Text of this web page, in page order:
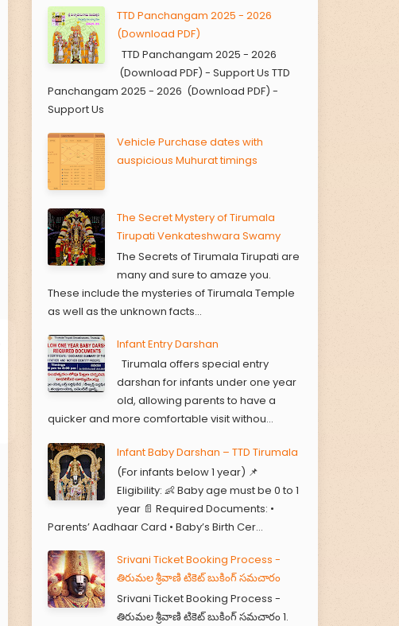
TTD Panchangam 2025 - 2026
(Download PDF)
TTD Panchangam 2025 - 2026
(Download PDF) - Support Us TTD
Panchangam 2025 - 2026 (Download PDF) -
Support Us
Vehicle Purchase dates with
auspicious Muhurat timings
The Secret Mystery of Tirumala
Tirupati Venkateshwara Swamy
The Secrets of Tirumala Tirupati are
many and sure to amaze you.
These include the mysteries of Tirumala Temple
as well as the unknown facts...
Infant Entry Darshan
Tirumala offers special entry
darshan for infants under one year
old, allowing parents to have a
quicker and more comfortable visit withou...
Infant Baby Darshan – TTD Tirumala
(For infants below 1 year) 📌
Eligibility: 👶 Baby age must be 0 to 1
year 📄 Required Documents: •
Parents’ Aadhaar Card • Baby’s Birth Cer...
Srivani Ticket Booking Process -
తిరుమల శ్రీవాణి టికెట్ బుకింగ్ సమచారం
Srivani Ticket Booking Process -
తిరుమల శ్రీవాణి టికెట్ బుకింగ్ సమచారం 1.